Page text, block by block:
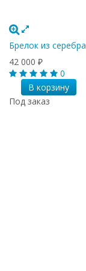
Брелок из
42 000 ₽
0
В корзину
Под заказ